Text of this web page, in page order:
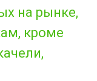
на рынке,
кроме